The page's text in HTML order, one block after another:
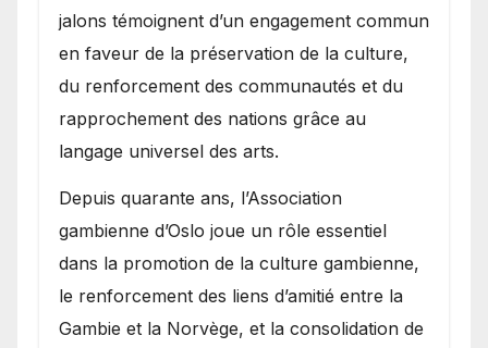
jalons témoignent d’un engagement commun
en faveur de la préservation de la culture,
du renforcement des communautés et du
rapprochement des nations grâce au
langage universel des arts.
​Depuis quarante ans, l’Association
gambienne d’Oslo joue un rôle essentiel
dans la promotion de la culture gambienne,
le renforcement des liens d’amitié entre la
Gambie et la Norvège, et la consolidation de